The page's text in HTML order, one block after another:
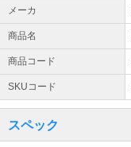
メーカ
商品名
商品コード
SKUコード
スペック